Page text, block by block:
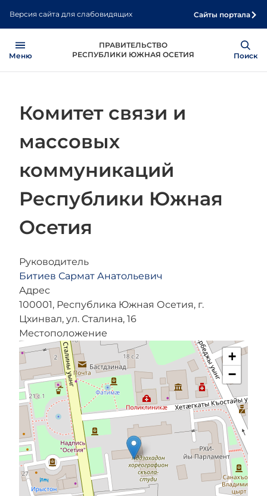
содержанию
Версия сайта для слабовидящих Сайты портала
ПРАВИТЕЛЬСТВО
РЕСПУБЛИКИ ЮЖНАЯ ОСЕТИЯ
Меню
Show
Поиск
Комитет связи и
массовых
коммуникаций
Республики Южная
Осетия
Руководитель
Битиев Сармат Анатольевич
Адрес
100001, Республика Южная Осетия, г.
Цхинвал, ул. Сталина, 16
Местоположение
+
−